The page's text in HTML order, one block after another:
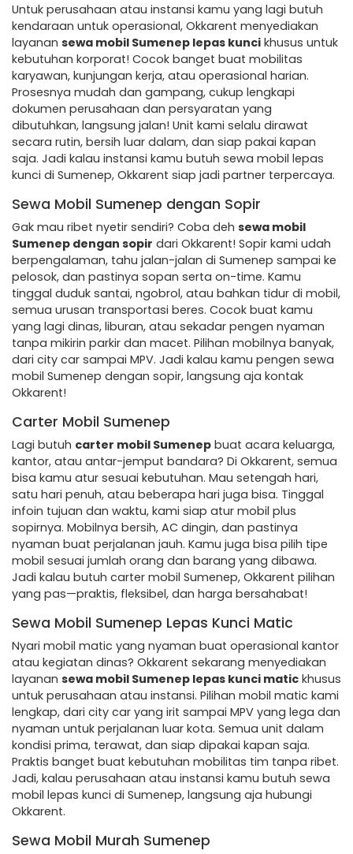
Untuk perusahaan atau instansi kamu yang lagi butuh
kendaraan untuk operasional, Okkarent menyediakan
layanan sewa mobil Sumenep lepas kunci khusus untuk
kebutuhan korporat! Cocok banget buat mobilitas
karyawan, kunjungan kerja, atau operasional harian.
Prosesnya mudah dan gampang, cukup lengkapi
dokumen perusahaan dan persyaratan yang
dibutuhkan, langsung jalan! Unit kami selalu dirawat
secara rutin, bersih luar dalam, dan siap pakai kapan
saja. Jadi kalau instansi kamu butuh sewa mobil lepas
kunci di Sumenep, Okkarent siap jadi partner terpercaya.
Sewa Mobil Sumenep dengan Sopir
Gak mau ribet nyetir sendiri? Coba deh sewa mobil
Sumenep dengan sopir dari Okkarent! Sopir kami udah
berpengalaman, tahu jalan-jalan di Sumenep sampai ke
pelosok, dan pastinya sopan serta on-time. Kamu
tinggal duduk santai, ngobrol, atau bahkan tidur di mobil,
semua urusan transportasi beres. Cocok buat kamu
yang lagi dinas, liburan, atau sekadar pengen nyaman
tanpa mikirin parkir dan macet. Pilihan mobilnya banyak,
dari city car sampai MPV. Jadi kalau kamu pengen sewa
mobil Sumenep dengan sopir, langsung aja kontak
Okkarent!
Carter Mobil Sumenep
Lagi butuh carter mobil Sumenep buat acara keluarga,
kantor, atau antar-jemput bandara? Di Okkarent, semua
bisa kamu atur sesuai kebutuhan. Mau setengah hari,
satu hari penuh, atau beberapa hari juga bisa. Tinggal
infoin tujuan dan waktu, kami siap atur mobil plus
sopirnya. Mobilnya bersih, AC dingin, dan pastinya
nyaman buat perjalanan jauh. Kamu juga bisa pilih tipe
mobil sesuai jumlah orang dan barang yang dibawa.
Jadi kalau butuh carter mobil Sumenep, Okkarent pilihan
yang pas—praktis, fleksibel, dan harga bersahabat!
Sewa Mobil Sumenep Lepas Kunci Matic
Nyari mobil matic yang nyaman buat operasional kantor
atau kegiatan dinas? Okkarent sekarang menyediakan
layanan sewa mobil Sumenep lepas kunci matic khusus
untuk perusahaan atau instansi. Pilihan mobil matic kami
lengkap, dari city car yang irit sampai MPV yang lega dan
nyaman untuk perjalanan luar kota. Semua unit dalam
kondisi prima, terawat, dan siap dipakai kapan saja.
Praktis banget buat kebutuhan mobilitas tim tanpa ribet.
Jadi, kalau perusahaan atau instansi kamu butuh sewa
mobil lepas kunci di Sumenep, langsung aja hubungi
Okkarent.
Sewa Mobil Murah Sumenep